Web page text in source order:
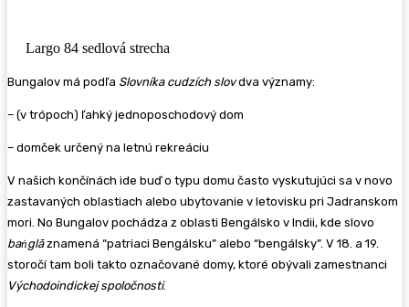
Largo 84 sedlová strecha
Bungalov má podľa Slovníka cudzích slovdva významy:
– (v trópoch) ľahký jednoposchodový dom
– domček určený na letnú rekreáciu
V našich končínách ide buď o typu domu často vyskutujúci sa v novo
zastavaných oblastiach alebo ubytovanie v letovisku pri Jadranskom
mori. No Bungalov pochádza z oblasti Bengálsko v Indii, kde slovo
baṅglāznamená “patriaci Bengálsku” alebo “bengálsky”. V 18. a 19.
storočí tam boli takto označované domy, ktoré obývali zamestnanci
Východoindickej spoločnosti.